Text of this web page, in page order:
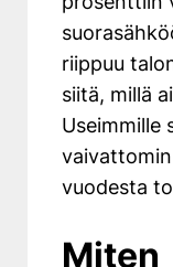
riippuu
siitä, millä
Useimmille
vuodesta
Miten